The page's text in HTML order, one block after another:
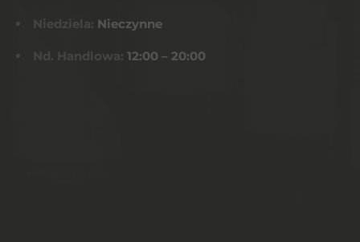
Niedziela: Nieczynne
Nd. Handlowa: 12:00 – 20:00